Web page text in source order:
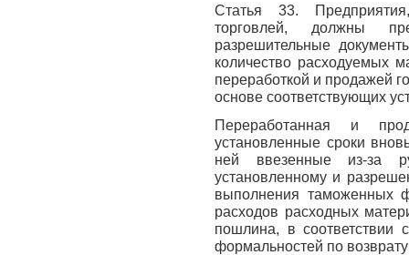
Статья 33.
торговлей, должны
разрешительные
количество расходуемых
переработкой и продажей
основе соответствующих
Переработанная и
установленные сроки
ней ввезенные из-за
установленному и
выполнения таможенных
расходов расходных
пошлина, в соответствии
формальностей по